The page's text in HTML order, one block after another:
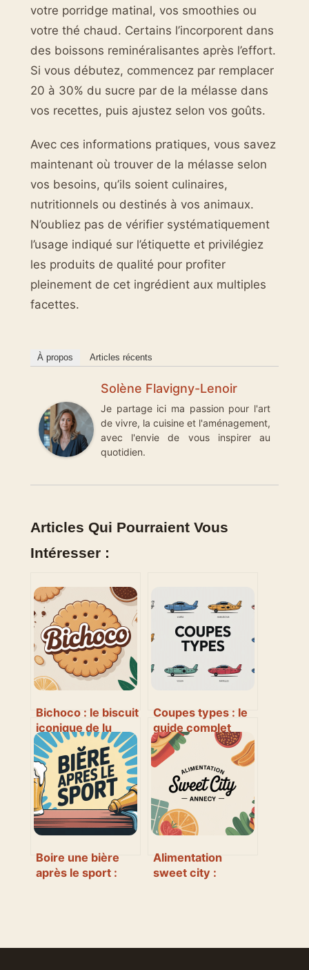
votre porridge matinal, vos smoothies ou
votre thé chaud. Certains l’incorporent dans
des boissons reminéralisantes après l’effort.
Si vous débutez, commencez par remplacer
20 à 30% du sucre par de la mélasse dans
vos recettes, puis ajustez selon vos goûts.
Avec ces informations pratiques, vous savez
maintenant où trouver de la mélasse selon
vos besoins, qu’ils soient culinaires,
nutritionnels ou destinés à vos animaux.
N’oubliez pas de vérifier systématiquement
l’usage indiqué sur l’étiquette et privilégiez
les produits de qualité pour profiter
pleinement de cet ingrédient aux multiples
facettes.
À propos Articles récents
Solène Flavigny-Lenoir
Je partage ici ma passion pour l'art
de vivre, la cuisine et l'aménagement,
avec l'envie de vous inspirer au
quotidien.
Articles Qui Pourraient Vous
Intéresser :
Bichoco : le biscuit
iconique de lu
passé au crible
Coupes types : le
guide complet
pour bien les
comprendre et les
utiliser
Boire une bière
après le sport :
Alimentation
sweet city :